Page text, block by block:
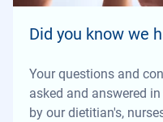
Did you know we
Your questions and
asked and answered
by our dietitian's,